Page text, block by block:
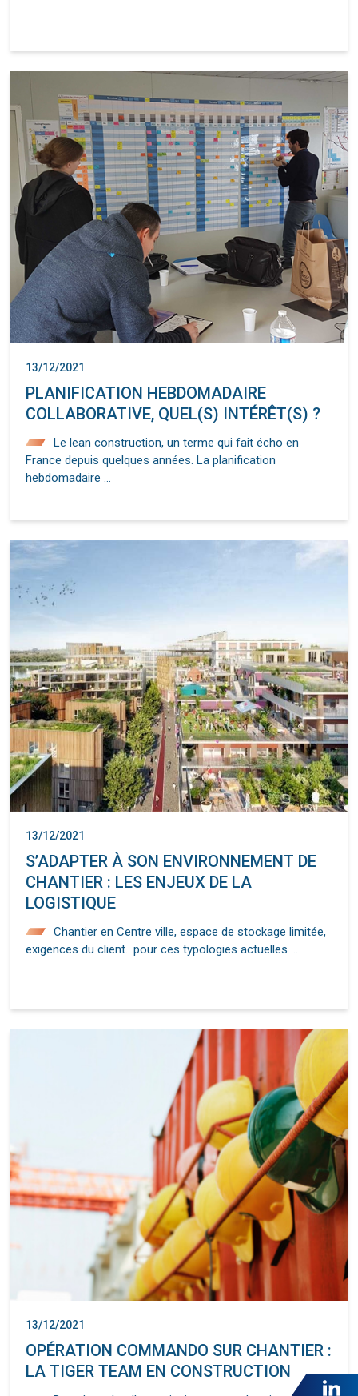
13/12/2021
PLANIFICATION HEBDOMADAIRE
COLLABORATIVE, QUEL(S) INTÉRÊT(S) ?
Le lean construction, un terme qui fait écho en
France depuis quelques années. La planification
hebdomadaire …
13/12/2021
S’ADAPTER À SON ENVIRONNEMENT DE
CHANTIER : LES ENJEUX DE LA
LOGISTIQUE
Chantier en Centre ville, espace de stockage limitée,
exigences du client.. pour ces typologies actuelles …
13/12/2021
OPÉRATION COMMANDO SUR CHANTIER :
LA TIGER TEAM EN CONSTRUCTION